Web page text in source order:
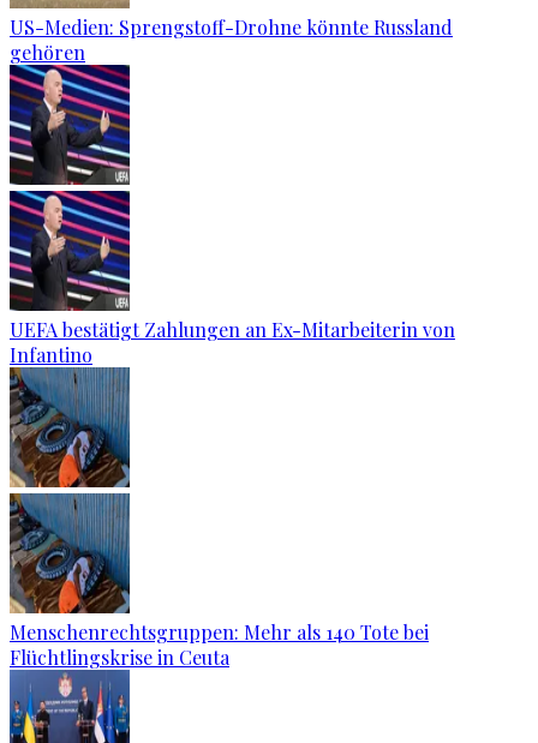
US-Medien: Sprengstoff-Drohne könnte Russland
gehören
UEFA bestätigt Zahlungen an Ex-Mitarbeiterin von
Infantino
Menschenrechtsgruppen: Mehr als 140 Tote bei
Flüchtlingskrise in Ceuta